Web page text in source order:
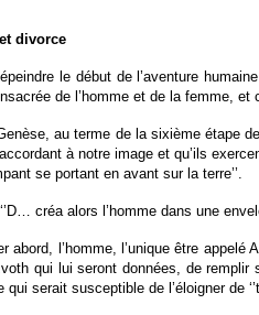
divorce
le début de l’aventure
de l’homme et de la femme,
au terme de la sixième étape
à notre image et qu’ils
se portant en avant sur la terre’’.
créa alors l’homme dans une
abord, l’homme, l’unique être
qui lui seront données, de
qui serait susceptible de l’éloigner de